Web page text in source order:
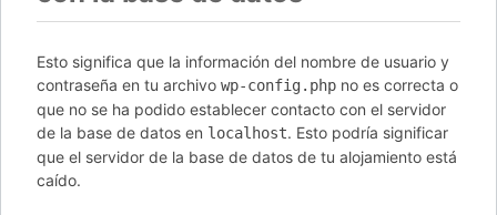
Esto significa que la información del nombre de usuario y
contraseña en tu archivo wp-config.php no es correcta o
que no se ha podido establecer contacto con el servidor
de la base de datos en localhost. Esto podría significar
que el servidor de la base de datos de tu alojamiento está
caído.